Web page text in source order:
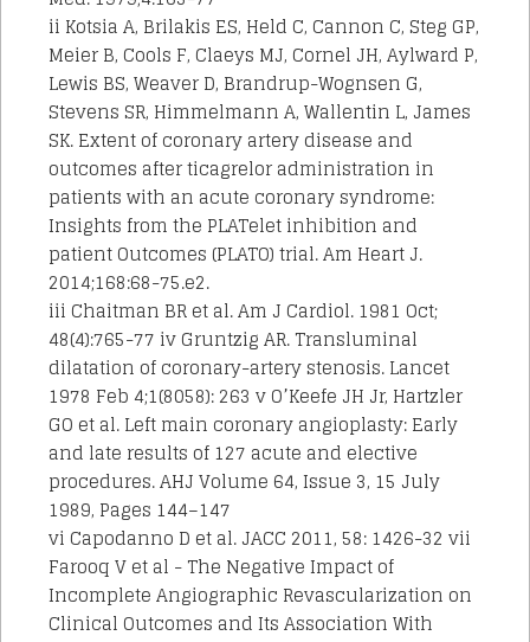
ii Kotsia A, Brilakis ES, Held C, Cannon C, Steg GP,
Meier B, Cools F, Claeys MJ, Cornel JH, Aylward P,
Lewis BS, Weaver D, Brandrup-Wognsen G,
Stevens SR, Himmelmann A, Wallentin L, James
SK. Extent of coronary artery disease and
outcomes after ticagrelor administration in
patients with an acute coronary syndrome:
Insights from the PLATelet inhibition and
patient Outcomes (PLATO) trial. Am Heart J.
2014;168:68-75.e2.
iii Chaitman BR et al. Am J Cardiol. 1981 Oct;
48(4):765-77 iv Gruntzig AR. Transluminal
dilatation of coronary-artery stenosis. Lancet
1978 Feb 4;1(8058): 263 v O’Keefe JH Jr, Hartzler
GO et al. Left main coronary angioplasty: Early
and late results of 127 acute and elective
procedures. AHJ Volume 64, Issue 3, 15 July
1989, Pages 144–147
vi Capodanno D et al. JACC 2011, 58: 1426-32 vii
Farooq V et al - The Negative Impact of
Incomplete Angiographic Revascularization on
Clinical Outcomes and Its Association With